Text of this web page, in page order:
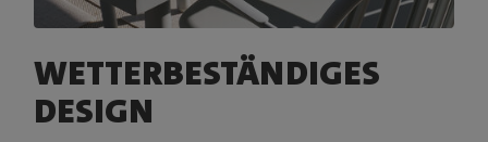
WETTERBESTÄNDIGES
DESIGN